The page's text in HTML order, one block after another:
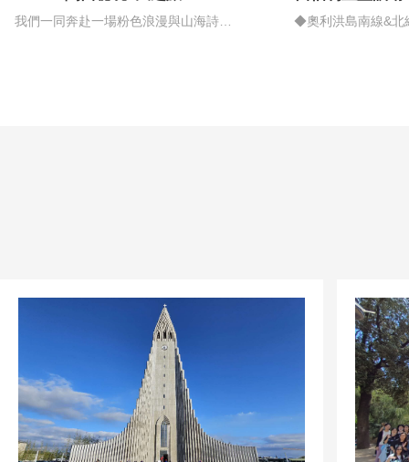
我們一同奔赴一場粉色浪漫與山海詩意
情藍
◆奧利洪島南線&北